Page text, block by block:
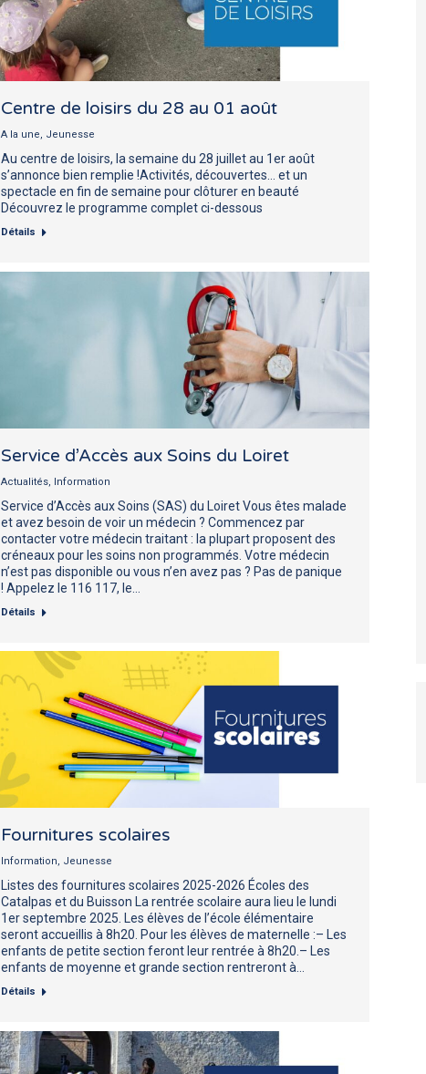
Centre de loisirs du 28 au 01 août
A la une Jeunesse
Au centre de loisirs, la semaine du 28 juillet au 1er août
s’annonce bien remplie !Activités, découvertes… et un
spectacle en fin de semaine pour clôturer en beauté
Découvrez le programme complet ci-dessous
Détails
Service d’Accès aux Soins du Loiret
Actualités Information
Service d’Accès aux Soins (SAS) du Loiret Vous êtes malade
et avez besoin de voir un médecin ? Commencez par
contacter votre médecin traitant : la plupart proposent des
créneaux pour les soins non programmés. Votre médecin
n’est pas disponible ou vous n’en avez pas ? Pas de panique
! Appelez le 116 117, le…
Détails
Fournitures scolaires
Information Jeunesse
Listes des fournitures scolaires 2025-2026 Écoles des
Catalpas et du Buisson La rentrée scolaire aura lieu le lundi
1er septembre 2025. Les élèves de l’école élémentaire
seront accueillis à 8h20. Pour les élèves de maternelle :– Les
enfants de petite section feront leur rentrée à 8h20.– Les
enfants de moyenne et grande section rentreront à…
Détails